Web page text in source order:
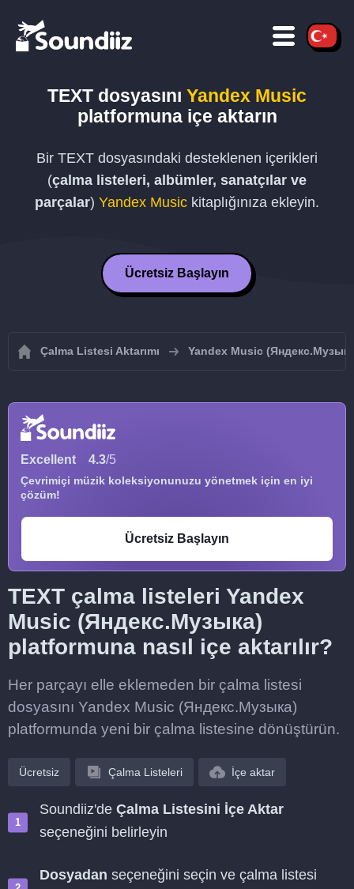
TEXT dosyasını Yandex Music
platformuna içe aktarın
Bir TEXT dosyasındaki desteklenen içerikleri
(çalma listeleri, albümler, sanatçılar ve
parçalar) Yandex Music kitaplığınıza ekleyin.
Ücretsiz Başlayın
Çalma Listesi Aktarımı Yandex Music
Excellent 4.3/5
Çevrimiçi müzik koleksiyonunuzu yönetmek için en iyi
çözüm!
Ücretsiz Başlayın
TEXT çalma listeleri Yandex
Music (Яндекс.Музыка)
platformuna nasıl içe aktarılır?
Her parçayı elle eklemeden bir çalma listesi
dosyasını Yandex Music (Яндекс.Музыка)
platformunda yeni bir çalma listesine dönüştürün.
Ücretsiz Çalma Listeleri İçe aktar
Soundiiz'de Çalma Listesini İçe Aktar
seçeneğini belirleyin
Dosyadan seçeneğini seçin ve çalma listesi